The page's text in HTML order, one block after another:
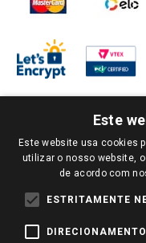
PARA VER OS PREÇOS DA
SUA PREFERÊNCIA.
LOJA
TODOS OS PREÇOS E
PARA COMPRAS
PREÇOS PARA AS VENDAS
Este
Este website usa cookies
utilizar o nosso website,
de acordo com
ESTRITAMENTE
DIRECIONAMENTO